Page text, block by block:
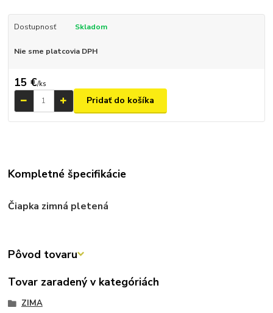
Dostupnosť Skladom
Nie sme platcovia DPH
15 €/ks
Pridať do košíka
Kompletné špecifikácie
Čiapka zimná pletená
Pôvod tovaru
Tovar zaradený v kategóriách
ZIMA